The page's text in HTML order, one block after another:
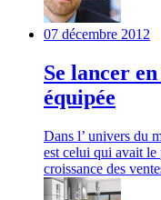
07 décembre 2012
Se lancer
équipée
Dans l’ univers du
est celui qui avait le
croissance des